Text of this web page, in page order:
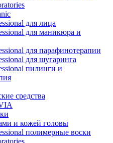
для лица
для маникюра и
для парафинотерапии
для шугаринга
пилинги и
средства
и кожей головы
полимерные воски